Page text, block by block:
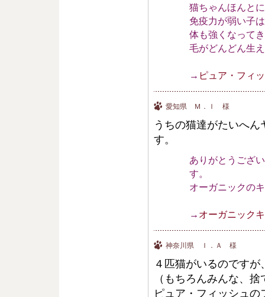
猫ちゃんほんと
免疫力が弱い子
体も強くなって
毛がどんどん生
→ ピュア・フィ
愛知県 Ｍ．Ｉ 様
うちの猫達がたいへ
す。
ありがとうござ
す。
オーガニックの
→オーガニック
神奈川県 Ｉ．Ａ 様
４匹猫がいるのです
（もちろんみんな、
ピュア・フィッシュ